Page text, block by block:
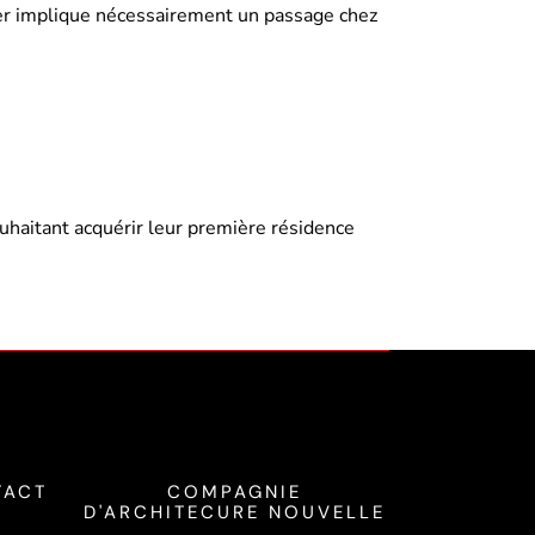
implique nécessairement un passage chez
acquérir leur première résidence
COMPAGNIE
D'ARCHITECURE NOUVELLE